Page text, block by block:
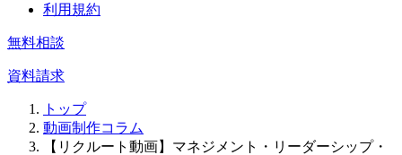
利用規約
無料相談
資料請求
トップ
動画制作コラム
【リクルート動画】マネジメント・リーダーシップ・